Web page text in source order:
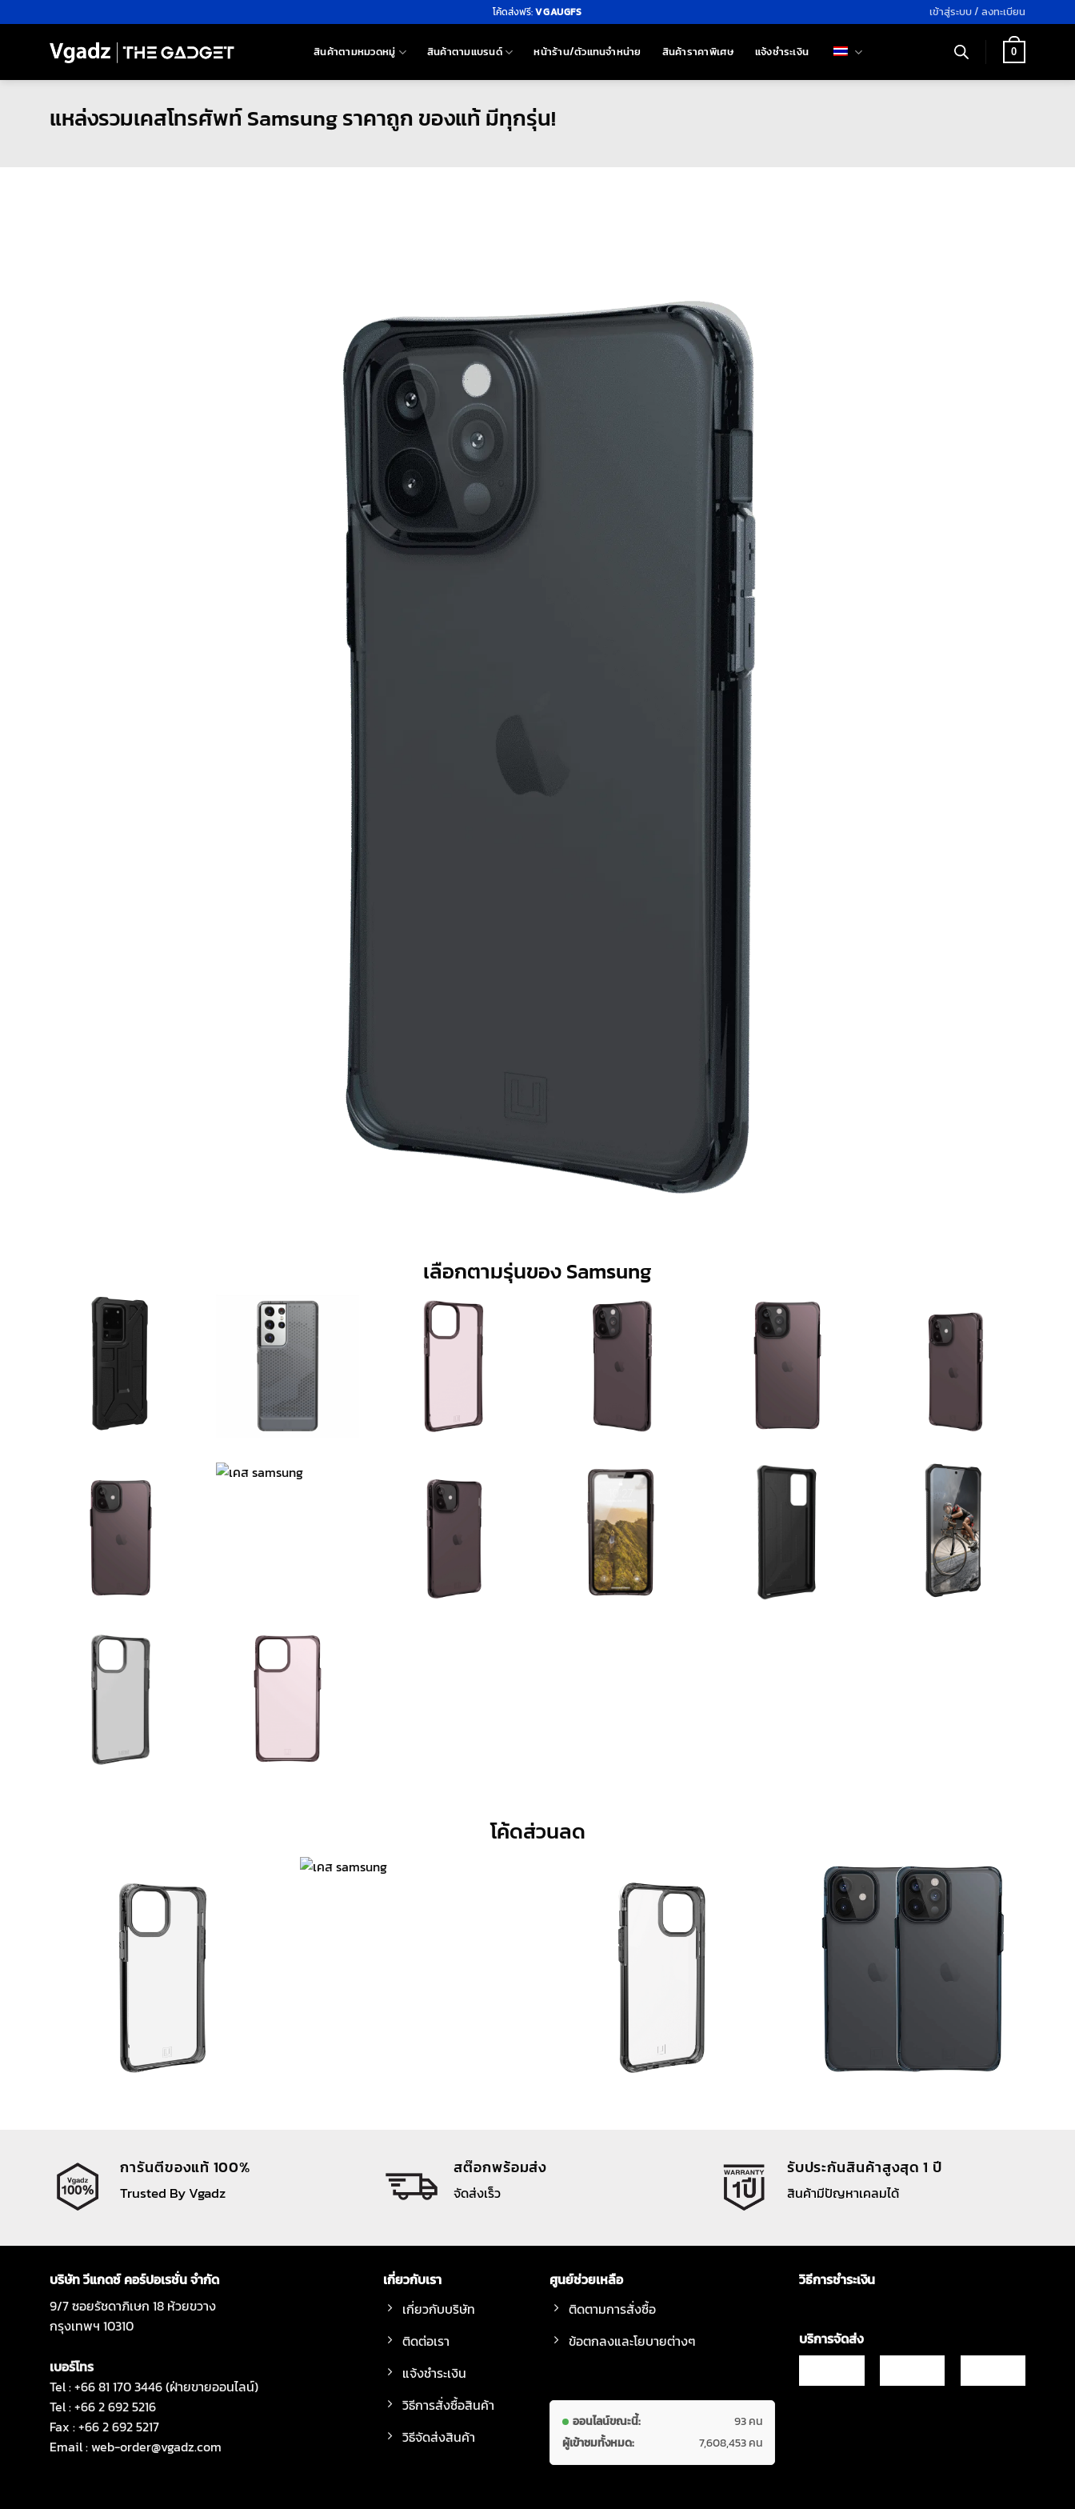
ไป
โค้ดส่งฟรี:VGAUGFS เข้าสู่ระบบ / ลงทะเบียน
สินค้าตามหมวดหมู่ สินค้าตามแบรนด์ หน้าร้าน/ตัวแทนจำหน่าย สินค้าราคาพิเศษ แจ้งชำระเงิน 0
แหล่งรวมเคสโทรศัพท์ Samsung ราคาถูก ของแท้ มีทุกรุ่น!
เลือกตามรุ่นของ Samsung
โค้ดส่วนลด
การันตีของแท้ 100%
Trusted By Vgadz
สต๊อกพร้อมส่ง
จัดส่งเร็ว
รับประกันสินค้าสูงสุด 1 ปี
สินค้ามีปัญหาเคลมได้
บริษัท วีแกดซ์ คอร์ปอเรชั่น จำกัด
9/7 ซอยรัชดาภิเษก 18 ห้วยขวาง
กรุงเทพฯ 10310
เบอร์โทร
Tel : +66 81 170 3446 (ฝ่ายขายออนไลน์)
Tel : +66 2 692 5216
Fax : +66 2 692 5217
Email :web-order@vgadz.com
เกี่ยวกับเรา
เกี่ยวกับบริษัท
ติดต่อเรา
แจ้งชำระเงิน
วิธีการสั่งซื้อสินค้า
วิธีจัดส่งสินค้า
ศูนย์ช่วยเหลือ
ติดตามการสั่งซื้อ
ข้อตกลงและโยบายต่างๆ
ออนไลน์ขณะนี้:
93 คน
ผู้เข้าชมทั้งหมด:
7,608,453 คน
วิธีการชำระเงิน
บริการจัดส่ง